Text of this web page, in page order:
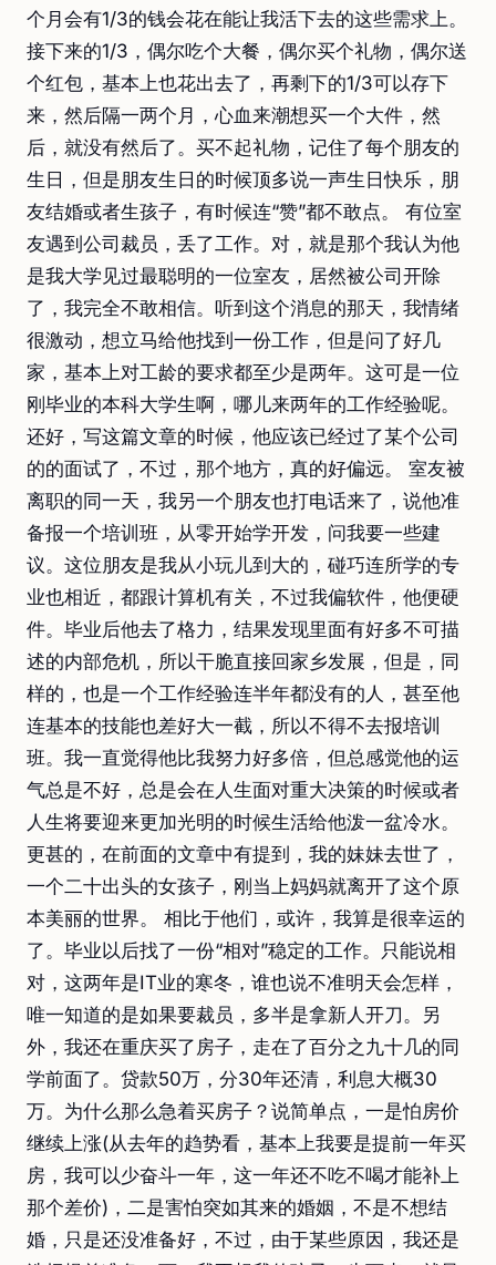
个月会有1/3的钱会花在能让我活下去的这些需求上。
接下来的1/3，偶尔吃个大餐，偶尔买个礼物，偶尔送
个红包，基本上也花出去了，再剩下的1/3可以存下
来，然后隔一两个月，心血来潮想买一个大件，然
后，就没有然后了。买不起礼物，记住了每个朋友的
生日，但是朋友生日的时候顶多说一声生日快乐，朋
友结婚或者生孩子，有时候连“赞”都不敢点。 有位室
友遇到公司裁员，丢了工作。对，就是那个我认为他
是我大学见过最聪明的一位室友，居然被公司开除
了，我完全不敢相信。听到这个消息的那天，我情绪
很激动，想立马给他找到一份工作，但是问了好几
家，基本上对工龄的要求都至少是两年。这可是一位
刚毕业的本科大学生啊，哪儿来两年的工作经验呢。
还好，写这篇文章的时候，他应该已经过了某个公司
的的面试了，不过，那个地方，真的好偏远。 室友被
离职的同一天，我另一个朋友也打电话来了，说他准
备报一个培训班，从零开始学开发，问我要一些建
议。这位朋友是我从小玩儿到大的，碰巧连所学的专
业也相近，都跟计算机有关，不过我偏软件，他便硬
件。毕业后他去了格力，结果发现里面有好多不可描
述的内部危机，所以干脆直接回家乡发展，但是，同
样的，也是一个工作经验连半年都没有的人，甚至他
连基本的技能也差好大一截，所以不得不去报培训
班。我一直觉得他比我努力好多倍，但总感觉他的运
气总是不好，总是会在人生面对重大决策的时候或者
人生将要迎来更加光明的时候生活给他泼一盆冷水。
更甚的，在前面的文章中有提到，我的妹妹去世了，
一个二十出头的女孩子，刚当上妈妈就离开了这个原
本美丽的世界。 相比于他们，或许，我算是很幸运的
了。毕业以后找了一份“相对”稳定的工作。只能说相
对，这两年是IT业的寒冬，谁也说不准明天会怎样，
唯一知道的是如果要裁员，多半是拿新人开刀。另
外，我还在重庆买了房子，走在了百分之九十几的同
学前面了。贷款50万，分30年还清，利息大概30
万。为什么那么急着买房子？说简单点，一是怕房价
继续上涨(从去年的趋势看，基本上我要是提前一年买
房，我可以少奋斗一年，这一年还不吃不喝才能补上
那个差价)，二是害怕突如其来的婚姻，不是不想结
婚，只是还没准备好，不过，由于某些原因，我还是